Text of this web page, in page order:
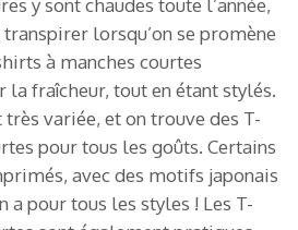
y sont chaudes toute l’année,
transpirer lorsqu’on se promène
à manches courtes
fraîcheur, tout en étant stylés.
très variée, et on trouve des T-
pour tous les goûts. Certains
avec des motifs japonais
a pour tous les styles ! Les T-